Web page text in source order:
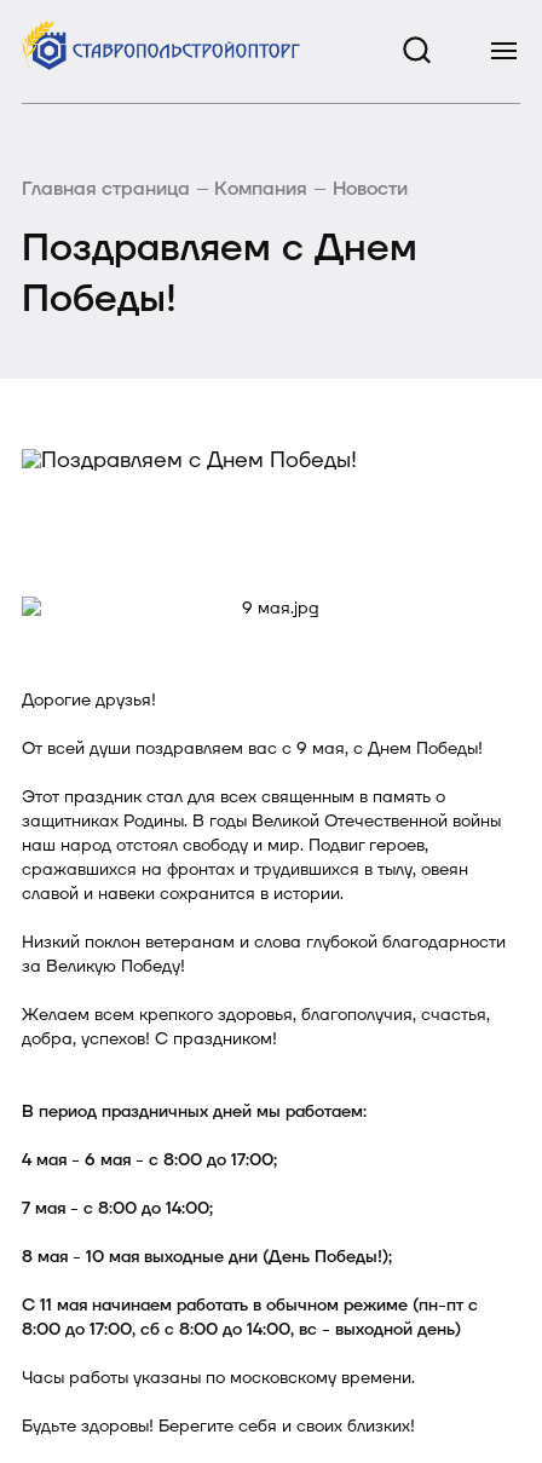
Главная страница Компания Новости
Поздравляем с Днем
Победы!
Дорогие друзья!
От всей души поздравляем вас с 9 мая, с Днем Победы!
Этот праздник стал для всех священным в память о
защитниках Родины. В годы Великой Отечественной войны
наш народ отстоял свободу и мир. Подвиг героев,
сражавшихся на фронтах и трудившихся в тылу, овеян
славой и навеки сохранится в истории.
Низкий поклон ветеранам и слова глубокой благодарности
за Великую Победу!
Желаем всем крепкого здоровья, благополучия, счастья,
добра, успехов! С праздником!
В период праздничных дней мы работаем:
4 мая - 6 мая - с 8:00 до 17:00;
7 мая - с 8:00 до 14:00;
8 мая - 10 мая выходные дни (День Победы!);
С 11 мая начинаем работать в обычном режиме (пн-пт с
8:00 до 17:00, сб с 8:00 до 14:00, вс - выходной день)
Часы работы указаны по московскому времени.
Будьте здоровы! Берегите себя и своих близких!